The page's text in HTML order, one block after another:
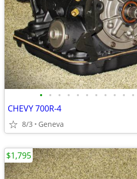
• • • • • • • • • • •
CHEVY 700R-4
8/3 Geneva
$1,795